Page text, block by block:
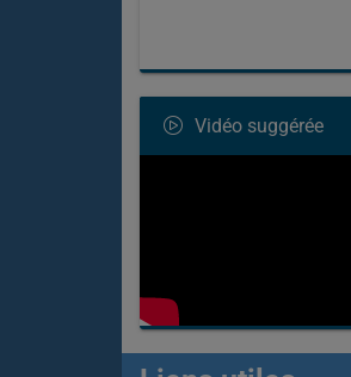
Vidéo suggérée